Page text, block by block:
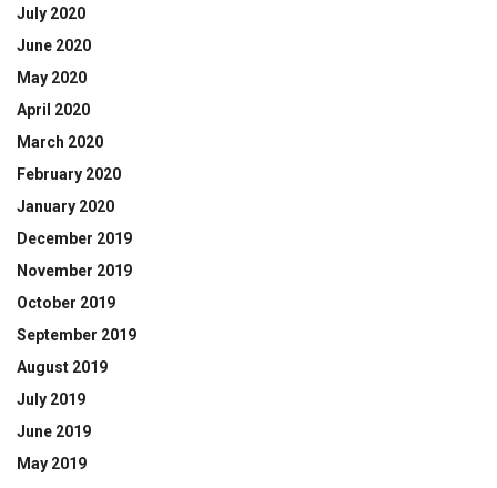
July 2020
June 2020
May 2020
April 2020
March 2020
February 2020
January 2020
December 2019
November 2019
October 2019
September 2019
August 2019
July 2019
June 2019
May 2019